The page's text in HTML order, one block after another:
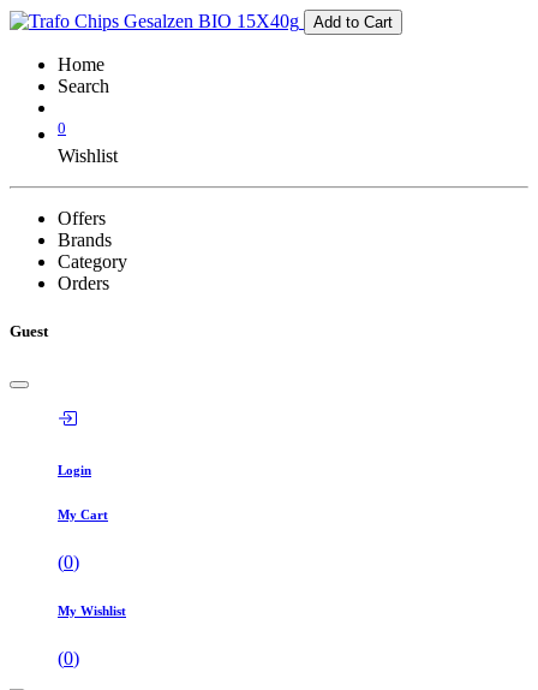
Add to Cart
Home
Search
0
Wishlist
Offers
Brands
Category
Orders
Guest
Login
My Cart
(0)
My Wishlist
(0)